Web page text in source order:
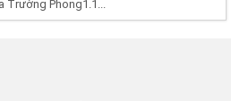
Trường Phong1.1...